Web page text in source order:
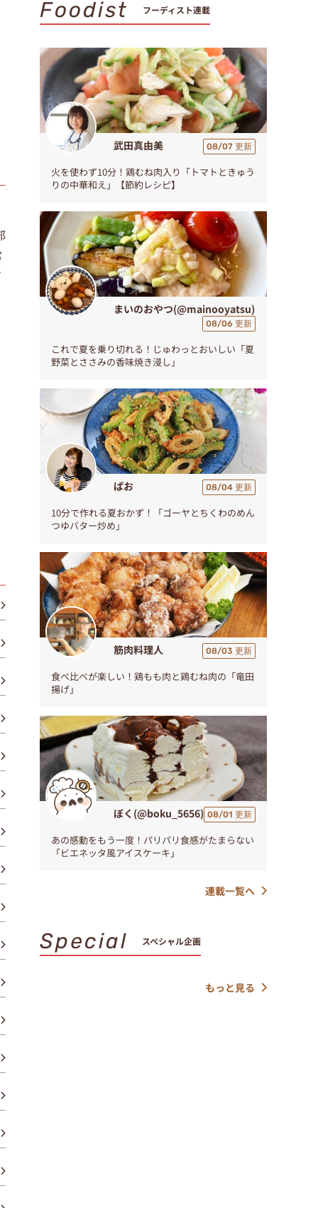
Foodist フーディスト連載
武田真由美 08/07 更新
火を使わず10分！鶏むね肉入り「トマトときゅう
りの中華和え」【節約レシピ】
まいのおやつ(@mainooyatsu)
08/06 更新
これで夏を乗り切れる！じゅわっとおいしい「夏
野菜とささみの香味焼き浸し」
ぱお 08/04 更新
10分で作れる夏おかず！「ゴーヤとちくわのめん
つゆバター炒め」
筋肉料理人 08/03 更新
食べ比べが楽しい！鶏もも肉と鶏むね肉の「竜田
揚げ」
ぼく(@boku_5656) 08/01 更新
あの感動をもう一度！パリパリ食感がたまらない
「ビエネッタ風アイスケーキ」
連載一覧へ
Special スペシャル企画
もっと見る